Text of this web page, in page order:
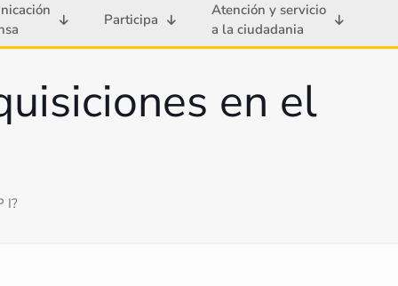
Participa
Atención y servicio
a la ciudadania
en el
I?